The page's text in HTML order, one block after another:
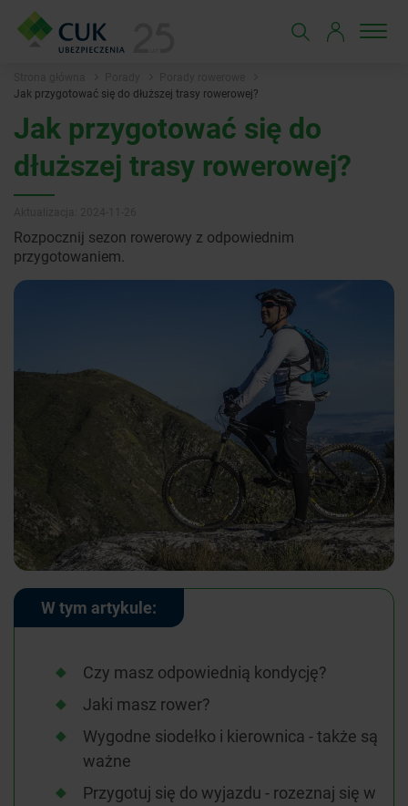
Jak przygotować się do dłuższej trasy rowerowej?
Jak przygotować się do
dłuższej trasy rowerowej?
Rozpocznij sezon rowerowy z odpowiednim
przygotowaniem.
W tym artykule:
Czy masz odpowiednią kondycję?
Jaki masz rower?
Wygodne siodełko i kierownica - także są
ważne
Przygotuj się do wyjazdu - rozeznaj się w